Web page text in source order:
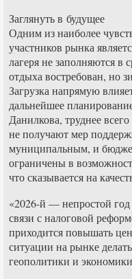
Заглянуть в будущее
Одним из наиболее
участников рынка
лагеря не заполняются в
отдыха востребован, но
Загрузка напрямую
дальнейшее
Данилкова, труднее
не получают мер
муниципальным, и
ограничены в
что сказывается на
«2026-й — непростой год
связи с налоговой
приходится повышать
ситуации на рынке
геополитики и